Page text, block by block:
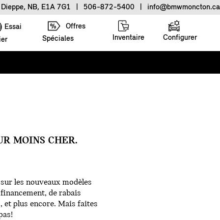
NB, E1A 7G1 506-872-5400 info@bmwmoncton.ca
Essai
Offres
Spéciales
Inventaire Configurer
MOINS CHER.
les nouveaux modèles
de rabais
et plus encore. Mais faites